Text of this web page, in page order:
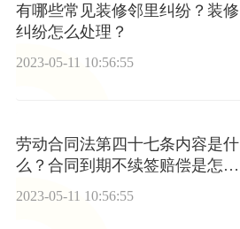
有哪些常见装修邻里纠纷？装修
纠纷怎么处理？
2023-05-11 10:56:55
劳动合同法第四十七条内容是什
么？合同到期不续签赔偿是怎么
样的？
2023-05-11 10:56:55